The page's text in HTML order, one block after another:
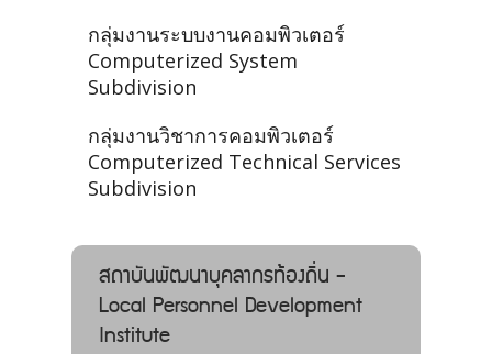
กลุ่มงานระบบงานคอมพิวเตอร์
Computerized System
Subdivision
กลุ่มงานวิชาการคอมพิวเตอร์
Computerized Technical Services
Subdivision
สถาบันพัฒนาบุคลากรท้องถิ่น -
Local Personnel Development
Institute